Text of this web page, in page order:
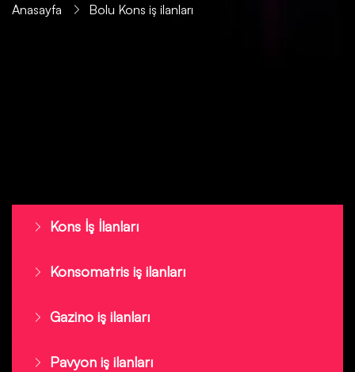
Anasayfa Bolu Kons iş ilanları
Kons İş İlanları
Konsomatris iş ilanları
Gazino iş ilanları
Pavyon iş ilanları